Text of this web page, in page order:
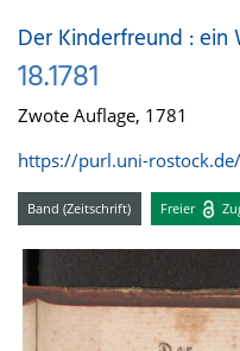
Der Kinderfreund :
18.1781
Zwote Auflage, 1781
https://purl.uni-
Band (Zeitschrift) Freier